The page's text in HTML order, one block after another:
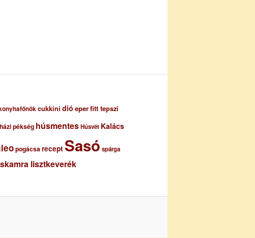
cukkini dió eperfitt tepszi
házi pékség húsmentesHúsvét Kalács
pogácsarecept Sasó spárga
lisztkeverék